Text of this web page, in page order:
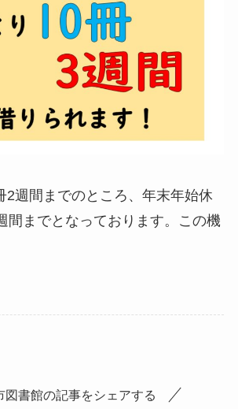
2週間までのところ、年末年始休
間までとなっております。この機
図書館の記事をシェアする